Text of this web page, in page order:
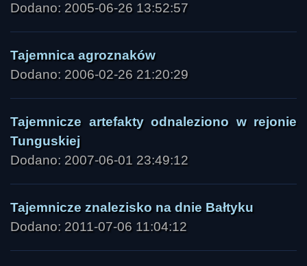
Dodano: 2005-06-26 13:52:57
Tajemnica agroznaków
Dodano: 2006-02-26 21:20:29
Tajemnicze artefakty odnaleziono w rejonie
Tunguskiej
Dodano: 2007-06-01 23:49:12
Tajemnicze znalezisko na dnie Bałtyku
Dodano: 2011-07-06 11:04:12